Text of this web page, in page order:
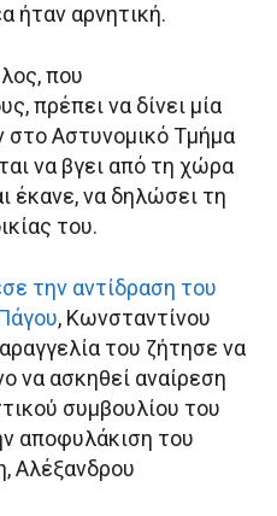
ήταν αρνητική.
που
πρέπει να δίνει μία
Αστυνομικό Τμήμα
να βγει από τη χώρα
έκανε, να δηλώσει τη
του.
την αντίδραση του
, Κωνσταντίνου
του ζήτησε να
να ασκηθεί αναίρεση
συμβουλίου του
αποφυλάκιση του
Αλέξανδρου